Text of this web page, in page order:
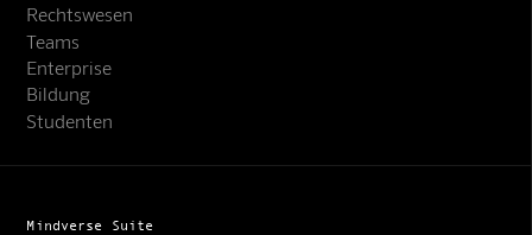
Rechtswesen
Teams
Enterprise
Bildung
Studenten
Mindverse Suite